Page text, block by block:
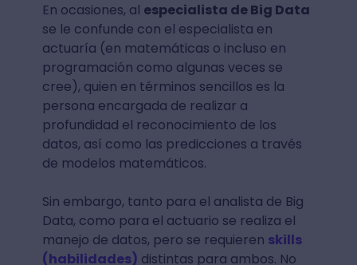
En ocasiones, al especialista de Big Data
se le confunde con el especialista en
actuaría (en matemáticas o incluso en
programación como algunas veces se
cree), quien en términos sencillos es la
persona encargada de realizar a
profundidad el reconocimiento de los
datos, así como las predicciones a través
de modelos matemáticos.
Sin embargo, tanto para el analista de Big
Data, como para el actuario se realiza el
manejo de datos, pero se requieren skills
(habilidades) distintas para ambos. No